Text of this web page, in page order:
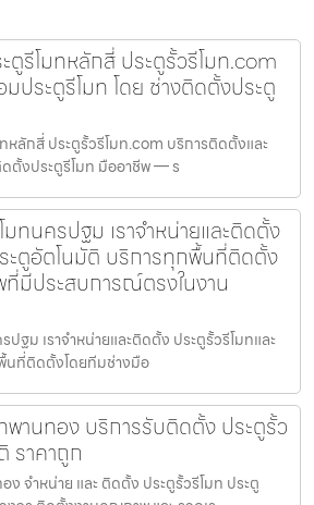
ตูรีโมทหลักสี่ ประตูรั้วรีโมท.com
ประตูรีโมท โดย ช่างติดตั้งประตู
หลักสี่ ประตูรั้วรีโมท.com บริการติดตั้งและ
ตั้งประตูรีโมท มืออาชีพ — ร
ทนครปฐม เราจำหน่ายและติดตั้ง
ะตูอัตโนมัติ บริการทุกพื้นที่ติดตั้ง
มีประสบการณ์ตรงในงาน
ฐม เราจำหน่ายและติดตั้ง ประตูรั้วรีโมทและ
นที่ติดตั้งโดยทีมช่างมือ
พานทอง บริการรับติดตั้ง ประตูรั้ว
ราคาถูก
จำหน่าย และ ติดตั้ง ประตูรั้วรีโมท ประตู